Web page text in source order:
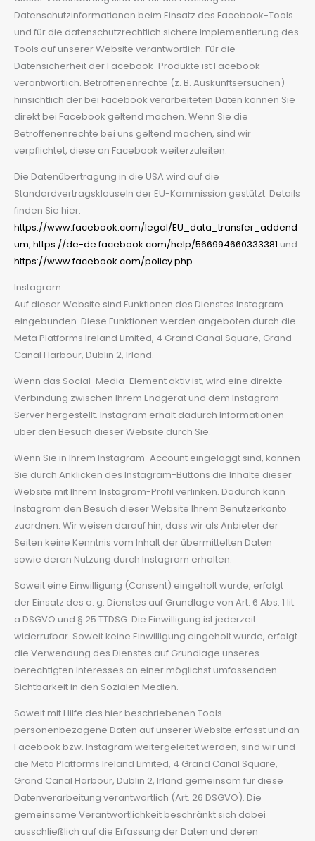
Datenschutzinformationen beim Einsatz des Facebook-Tools
und für die datenschutzrechtlich sichere Implementierung des
Tools auf unserer Website verantwortlich. Für die
Datensicherheit der Facebook-Produkte ist Facebook
verantwortlich. Betroffenenrechte (z. B. Auskunftsersuchen)
hinsichtlich der bei Facebook verarbeiteten Daten können Sie
direkt bei Facebook geltend machen. Wenn Sie die
Betroffenenrechte bei uns geltend machen, sind wir
verpflichtet, diese an Facebook weiterzuleiten.
Die Datenübertragung in die USA wird auf die
Standardvertragsklauseln der EU-Kommission gestützt. Details
finden Sie hier:
https://www.facebook.com/legal/EU_data_transfer_addend
um, https://de-de.facebook.com/help/566994660333381 und
https://www.facebook.com/policy.php.
Instagram
Auf dieser Website sind Funktionen des Dienstes Instagram
eingebunden. Diese Funktionen werden angeboten durch die
Meta Platforms Ireland Limited, 4 Grand Canal Square, Grand
Canal Harbour, Dublin 2, Irland.
Wenn das Social-Media-Element aktiv ist, wird eine direkte
Verbindung zwischen Ihrem Endgerät und dem Instagram-
Server hergestellt. Instagram erhält dadurch Informationen
über den Besuch dieser Website durch Sie.
Wenn Sie in Ihrem Instagram-Account eingeloggt sind, können
Sie durch Anklicken des Instagram-Buttons die Inhalte dieser
Website mit Ihrem Instagram-Profil verlinken. Dadurch kann
Instagram den Besuch dieser Website Ihrem Benutzerkonto
zuordnen. Wir weisen darauf hin, dass wir als Anbieter der
Seiten keine Kenntnis vom Inhalt der übermittelten Daten
sowie deren Nutzung durch Instagram erhalten.
Soweit eine Einwilligung (Consent) eingeholt wurde, erfolgt
der Einsatz des o. g. Dienstes auf Grundlage von Art. 6 Abs. 1 lit.
a DSGVO und § 25 TTDSG. Die Einwilligung ist jederzeit
widerrufbar. Soweit keine Einwilligung eingeholt wurde, erfolgt
die Verwendung des Dienstes auf Grundlage unseres
berechtigten Interesses an einer möglichst umfassenden
Sichtbarkeit in den Sozialen Medien.
Soweit mit Hilfe des hier beschriebenen Tools
personenbezogene Daten auf unserer Website erfasst und an
Facebook bzw. Instagram weitergeleitet werden, sind wir und
die Meta Platforms Ireland Limited, 4 Grand Canal Square,
Grand Canal Harbour, Dublin 2, Irland gemeinsam für diese
Datenverarbeitung verantwortlich (Art. 26 DSGVO). Die
gemeinsame Verantwortlichkeit beschränkt sich dabei
ausschließlich auf die Erfassung der Daten und deren